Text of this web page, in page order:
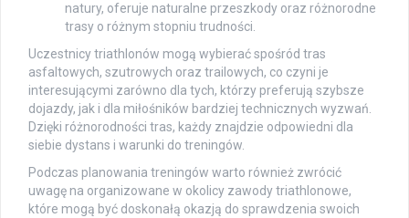
natury, oferuje naturalne przeszkody oraz różnorodne
trasy o różnym stopniu trudności.
Uczestnicy triathlonów mogą wybierać spośród tras
asfaltowych, szutrowych oraz trailowych, co czyni je
interesującymi zarówno dla tych, którzy preferują szybsze
dojazdy, jak i dla miłośników bardziej technicznych wyzwań.
Dzięki różnorodności tras, każdy znajdzie odpowiedni dla
siebie dystans i warunki do treningów.
Podczas planowania treningów warto również zwrócić
uwagę na organizowane w okolicy zawody triathlonowe,
które mogą być doskonałą okazją do sprawdzenia swoich